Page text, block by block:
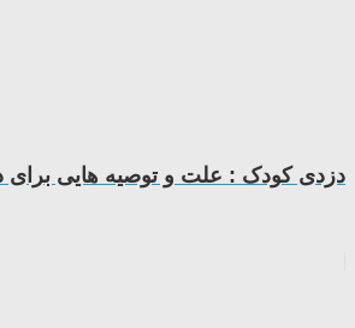
دزدی کودک : علت و توصیه هایی برای